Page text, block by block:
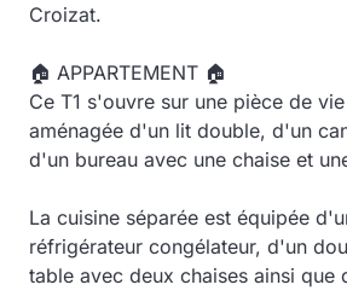
Croizat.
🏠 APPARTEMENT 🏠
Ce T1 s'ouvre sur une pièce de
aménagée d'un lit double, d'un
d'un bureau avec une chaise et
La cuisine séparée est équipée
réfrigérateur congélateur, d'un
table avec deux chaises ainsi que